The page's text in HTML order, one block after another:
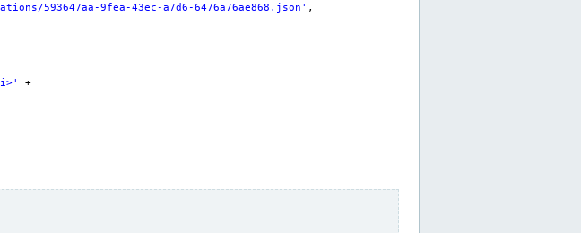
593647aa-9fea-43ec-a7d6-6476a76ae868.json ' ,
+